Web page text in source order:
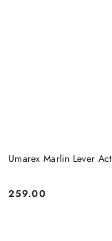
Umarex Marlin Lever
Cena:
259.00